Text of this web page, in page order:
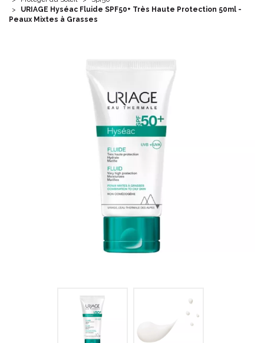
URIAGE Hyséac Fluide SPF50+ Très Haute Protection 50ml -
Peaux Mixtes à Grasses